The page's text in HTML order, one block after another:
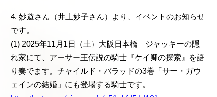
4. 妙遊さん（井上妙子さん）より、イベントのお知らせ
です。
(1) 2025年11月1日（土）大阪日本橋 ジャッキーの隠
れ家にて、アーサー王伝説の騎士『ケイ卿の探索』を語
り奏でます。チャイルド・バラッドの3巻「サー・ガウ
ェインの結婚」にも登場する騎士です。